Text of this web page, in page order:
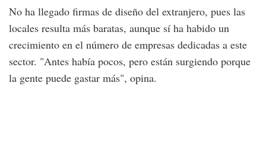
No ha llegado firmas de diseño del extranjero, pues las
locales resulta más baratas, aunque sí ha habido un
crecimiento en el número de empresas dedicadas a este
sector. "Antes había pocos, pero están surgiendo porque
la gente puede gastar más", opina.